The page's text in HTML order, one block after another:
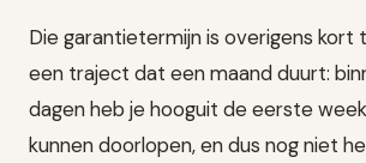
Die garantietermijn is overigens kort
een traject dat een maand duurt:
dagen heb je hooguit de eerste
kunnen doorlopen, en dus nog niet